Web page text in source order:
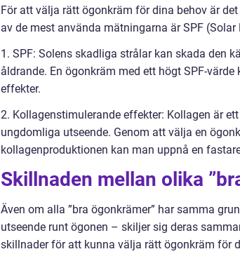
För att välja rätt ögonkräm för dina behov är
av de mest använda mätningarna är SPF
1. SPF: Solens skadliga strålar kan skada den
åldrande. En ögonkräm med ett högt SPF-
effekter.
2. Kollagenstimulerande effekter: Kollagen är
ungdomliga utseende. Genom att välja en
kollagenproduktionen kan man uppnå en
Skillnaden mellan olika
Även om alla ”bra ögonkrämer” har samma
utseende runt ögonen – skiljer sig deras
skillnader för att kunna välja rätt ögonkräm för